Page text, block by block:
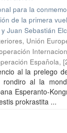
para la
de la primera
Juan Sebastián
Unión
Española,
al la prelego
al la
Esperanto-
prokrastita ...